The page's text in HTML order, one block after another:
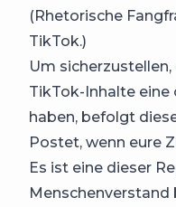
(Rhetorische
TikTok.)
Um
TikTok-Inhalte
haben, befolgt
Postet, wenn eure
Es ist eine dieser
Menschenverstand